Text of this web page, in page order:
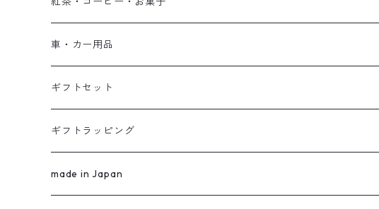
フセンセット
クリアファイル
祝儀袋
便箋・手紙
フセン
ブックカバー
紅茶
コーヒー
お菓子
ハーブティー
車・カー用品
ギフトセット
ギフトラッピング
made in Japan